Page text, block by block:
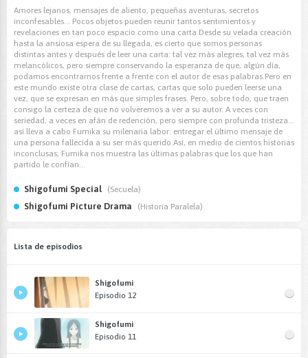
Amores lejanos, mensajes de aliento, pequeñas aventuras, secretos
inconfesables... Pocos objetos pueden reunir tantos sentimientos y
revelaciones en tan poco espacio como una carta.Desde su velada creación
hasta la ansiosa espera de su llegada, es cierto que somos personas
distintas antes y después de leer una carta: tal vez más alegres, tal vez más
melancólicos, pero siempre conservando la esperanza de que, algún día,
podamos encontrarnos frente a frente con el autor de esas palabras.Pero en
este mundo existe otra clase de cartas, cartas que solo pueden leerse una
vez, que se expresan en más que simples frases. Pero, sobre todo, que traen
consigo la certeza de que no volveremos a ver a su autor. A veces con
seriedad, a veces en afán de redención, pero siempre con profunda tristeza...
así lleva a cabo Fumika su milenaria labor: entregar el último mensaje de
una persona fallecida a su ser más querido.Así, en medio de cientos historias
inconclusas, Fumika nos muestra las últimas palabras que los que han
partido le confían...
Shigofumi Special (Secuela)
Shigofumi Picture Drama (Historia Paralela)
Lista de episodios
Shigofumi
Episodio 12
Shigofumi
Episodio 11